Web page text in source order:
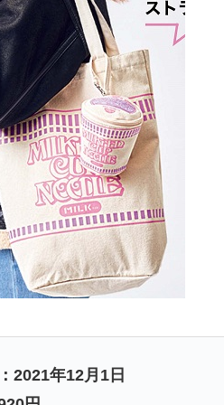
2021年12月1日